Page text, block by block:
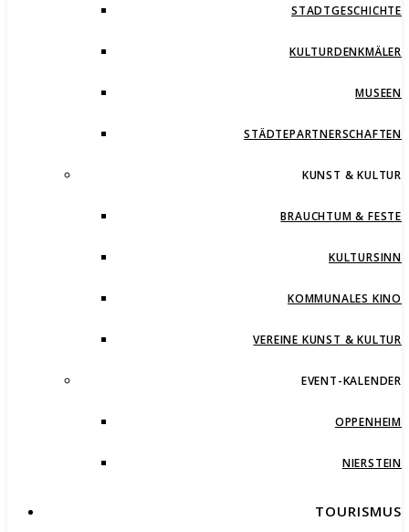
STADTGESCHICHTE
KULTURDENKMÄLER
MUSEEN
STÄDTEPARTNERSCHAFTEN
KUNST & KULTUR
BRAUCHTUM & FESTE
KULTURSINN
KOMMUNALES KINO
VEREINE KUNST & KULTUR
EVENT-KALENDER
OPPENHEIM
NIERSTEIN
TOURISMUS